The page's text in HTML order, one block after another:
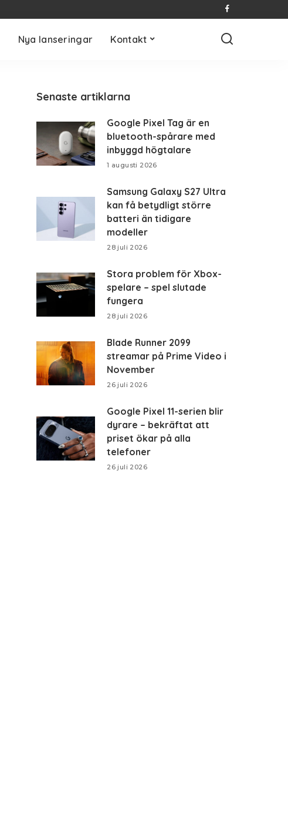
Nya lanseringar Kontakt
Senaste artiklarna
Google Pixel Tag är en
bluetooth-spårare med
inbyggd högtalare
1 augusti 2026
Samsung Galaxy S27 Ultra
kan få betydligt större
batteri än tidigare
modeller
28 juli 2026
Stora problem för Xbox-
spelare – spel slutade
fungera
28 juli 2026
Blade Runner 2099
streamar på Prime Video i
November
26 juli 2026
Google Pixel 11-serien blir
dyrare – bekräftat att
priset ökar på alla
telefoner
26 juli 2026